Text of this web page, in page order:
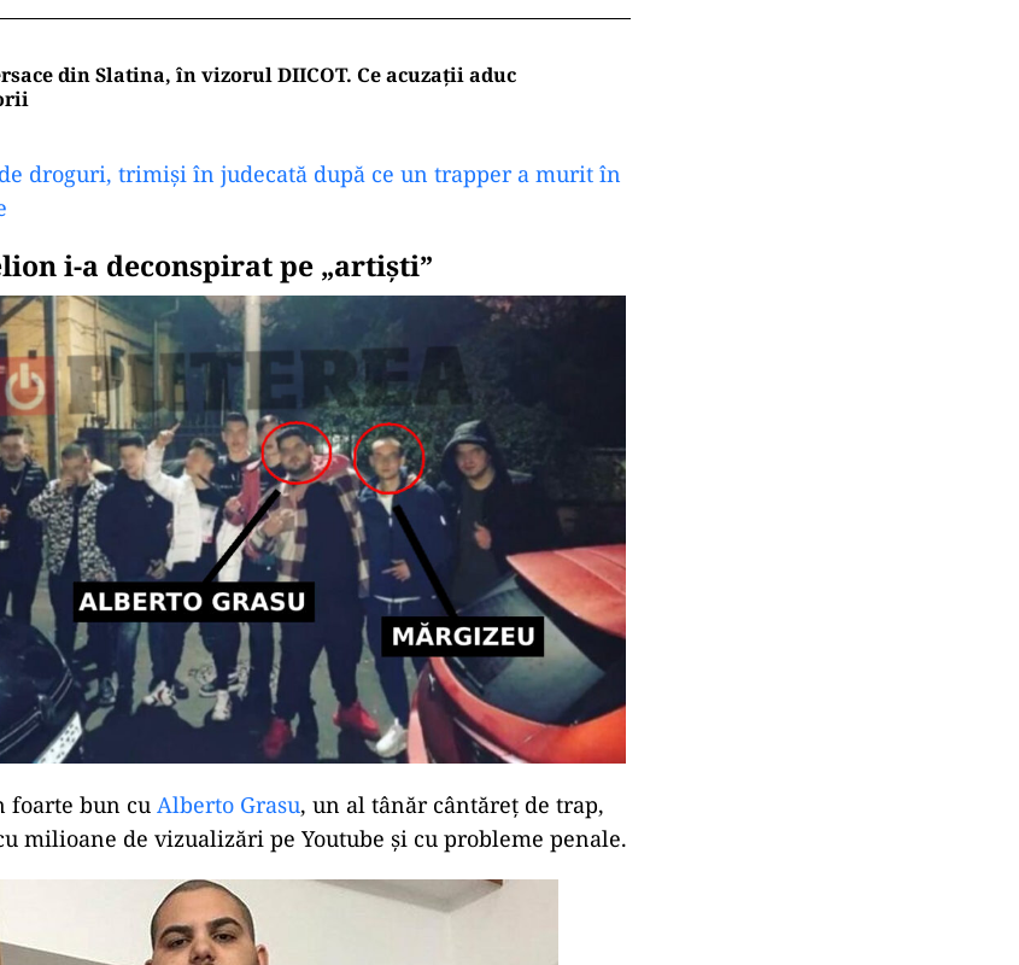
din Slatina, în vizorul DIICOT. Ce acuzații aduc
droguri, trimiși în judecată după ce un trapper a murit în
i-a deconspirat pe „artiști”
foarte bun cu Alberto Grasu, un al tânăr cântăreț de trap,
milioane de vizualizări pe Youtube și cu probleme penale.